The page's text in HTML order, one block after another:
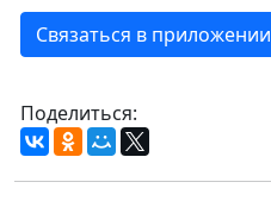
Связаться в приложении
Поделиться: